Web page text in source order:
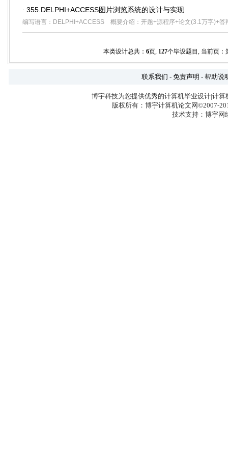
· 355.DELPHI+ACCESS图片浏览系统的设计与实现
编写语言：DELPHI+ACCESS 概要介绍：开题+源程序+论文(3.1万字)+答
本类设计总共： 6页, 127个毕设题目, 当前页：
联系我们 - 免责声明 - 帮助说
博宇科技为您提供优秀的计算机毕业设计|计
版权所有：博宇计算机论文网©2007-
技术支持：博宇网